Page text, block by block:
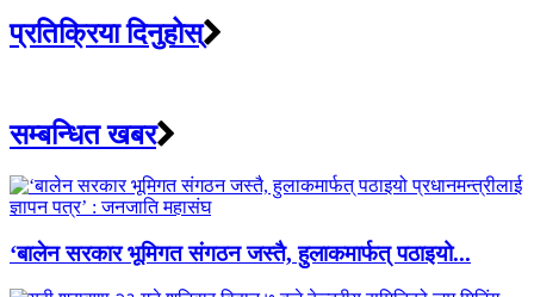
प्रतिक्रिया दिनुहोस्
सम्बन्धित खबर
‘बालेन सरकार भूमिगत संगठन जस्तै, हुलाकमार्फत् पठाइयो...